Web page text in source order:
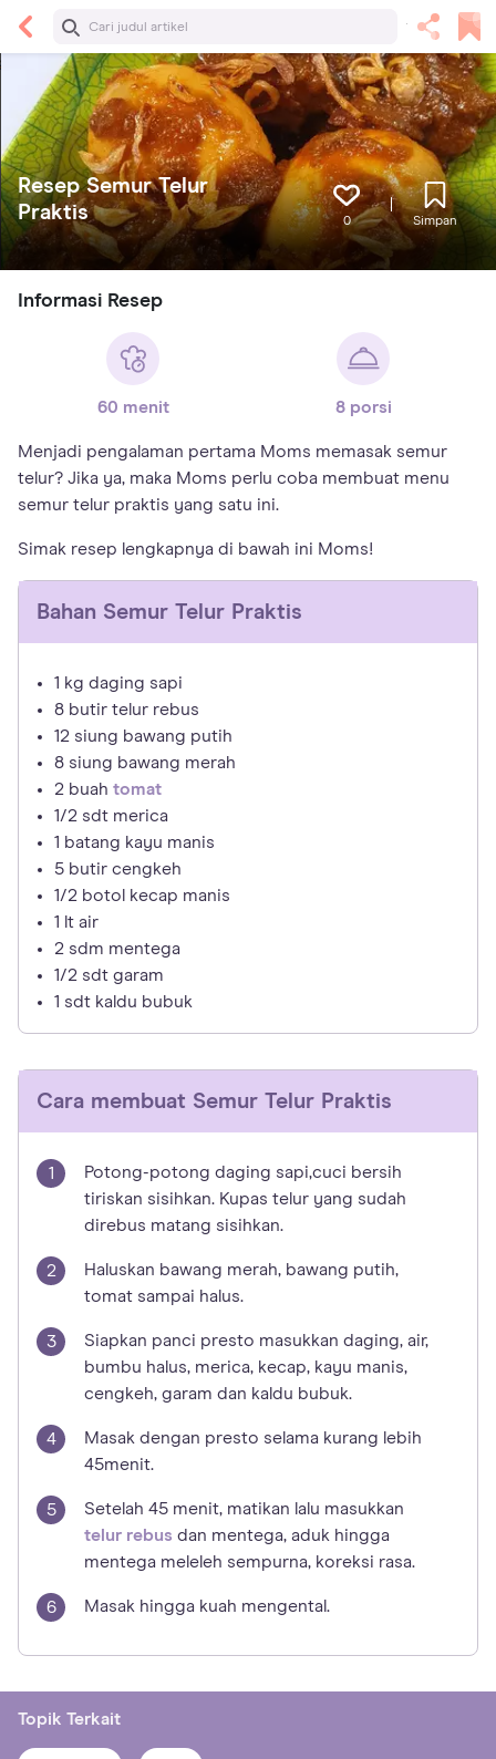
Resep Semur Telur
Praktis
0 Simpan
Informasi Resep
60 menit 8 porsi
Menjadi pengalaman pertama Moms memasak semur
telur? Jika ya, maka Moms perlu coba membuat menu
semur telur praktis yang satu ini.
Simak resep lengkapnya di bawah ini Moms!
Bahan Semur Telur Praktis
1 kg daging sapi
8 butir telur rebus
12 siung bawang putih
8 siung bawang merah
2 buah tomat
1/2 sdt merica
1 batang kayu manis
5 butir cengkeh
1/2 botol kecap manis
1 lt air
2 sdm mentega
1/2 sdt garam
1 sdt kaldu bubuk
Cara membuat Semur Telur Praktis
Potong-potong daging sapi,cuci bersih
tiriskan sisihkan. Kupas telur yang sudah
direbus matang sisihkan.
Haluskan bawang merah, bawang putih,
tomat sampai halus.
Siapkan panci presto masukkan daging, air,
bumbu halus, merica, kecap, kayu manis,
cengkeh, garam dan kaldu bubuk.
Masak dengan presto selama kurang lebih
45menit.
Setelah 45 menit, matikan lalu masukkan
telur rebus dan mentega, aduk hingga
mentega meleleh sempurna, koreksi rasa.
Masak hingga kuah mengental.
Topik Terkait